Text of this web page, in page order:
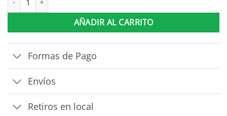
AÑADIR AL CARRITO
Formas de Pago
Envíos
Retiros en local